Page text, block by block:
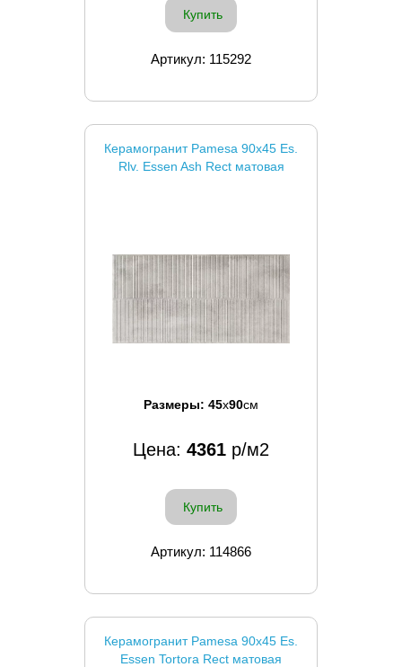
Купить
Артикул: 115292
Керамогранит Pamesa 90x45 Es.
Rlv. Essen Ash Rect матовая
Размеры: 45x90см
Цена: 4361 р/м2
Купить
Артикул: 114866
Керамогранит Pamesa 90x45 Es.
Essen Tortora Rect матовая